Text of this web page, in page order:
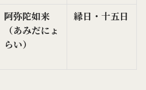
阿弥陀如来
（あみだにょ
らい）
縁日・十五日